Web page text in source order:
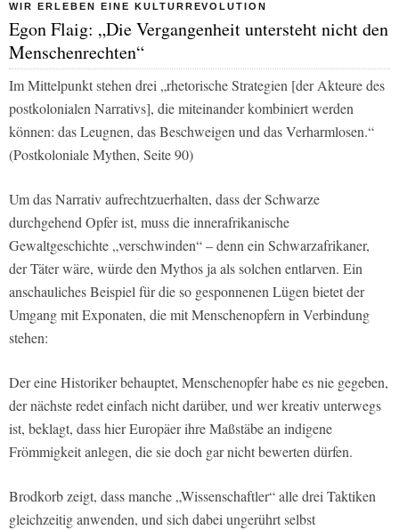
WIR ERLEBEN EINE KULTURREVOLUTION
Egon Flaig: „Die Vergangenheit untersteht nicht den
Menschenrechten“
Im Mittelpunkt stehen drei „rhetorische Strategien [der Akteure des
postkolonialen Narrativs], die miteinander kombiniert werden
können: das Leugnen, das Beschweigen und das Verharmlosen.“
(Postkoloniale Mythen, Seite 90)
Um das Narrativ aufrechtzuerhalten, dass der Schwarze
durchgehend Opfer ist, muss die innerafrikanische
Gewaltgeschichte „verschwinden“ – denn ein Schwarzafrikaner,
der Täter wäre, würde den Mythos ja als solchen entlarven. Ein
anschauliches Beispiel für die so gesponnenen Lügen bietet der
Umgang mit Exponaten, die mit Menschenopfern in Verbindung
stehen:
Der eine Historiker behauptet, Menschenopfer habe es nie gegeben,
der nächste redet einfach nicht darüber, und wer kreativ unterwegs
ist, beklagt, dass hier Europäer ihre Maßstäbe an indigene
Frömmigkeit anlegen, die sie doch gar nicht bewerten dürfen.
Brodkorb zeigt, dass manche „Wissenschaftler“ alle drei Taktiken
gleichzeitig anwenden, und sich dabei ungerührt selbst